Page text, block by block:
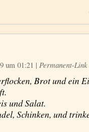
um 01:21 | Permanent-Link
Brot und ein
und Salat.
Schinken, und